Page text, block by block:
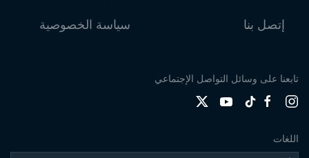
إتصل بنا سياسة الخصوصية
تابعنا على وسائل التواصل الإجتماعي
اللغات